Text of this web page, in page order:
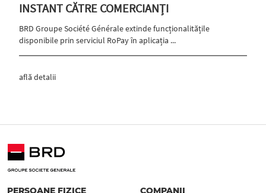
INSTANT CĂTRE COMERCIANȚI
BRD Groupe Société Générale extinde funcționalitățile
disponibile prin serviciul RoPay în aplicația ...
află detalii
PERSOANE FIZICE COMPANII